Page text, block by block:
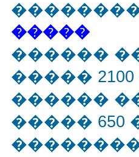
�����
������
�����
������
����� 650